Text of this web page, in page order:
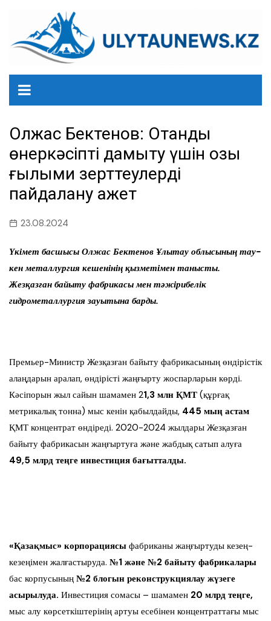
содержанию
Олжас Бектенов: Отандық
өнеркәсіпті дамыту үшін озық
ғылыми зерттеулерді
пайдалану қажет
23.08.2024
Үкімет басшысы Олжас Бектенов Ұлытау облысының тау-
кен металлургия кешенінің қызметімен танысты.
Жезқазған байыту фабрикасы мен тәжірибелік
гидрометаллургия зауытына барды.
Премьер-Министр Жезқазған байыту фабрикасының өндірістік
алаңдарын аралап, өндірісті жаңғырту жоспарларын көрді.
Кәсіпорын жыл сайын шамамен 21,3 млн ҚМТ (құрғақ
метрикалық тонна) мыс кенін қабылдайды, 445 мың астам
ҚМТ концентрат өндіреді. 2020-2024 жылдары Жезқазған
байыту фабрикасын жаңғыртуға және жабдық сатып алуға
49,5 млрд теңге инвестиция бағытталды.
«Қазақмыс» корпорациясы фабриканы жаңғыртуды кезең-
кезеңімен жалғастыруда. №1 және №2 байыту фабрикалары
бас корпусының №2 блогын реконструкциялау жүзеге
асырылуда. Инвестиция сомасы – шамамен 20 млрд теңге,
мыс алу көрсеткіштерінің артуы есебінен концентраттағы мыс